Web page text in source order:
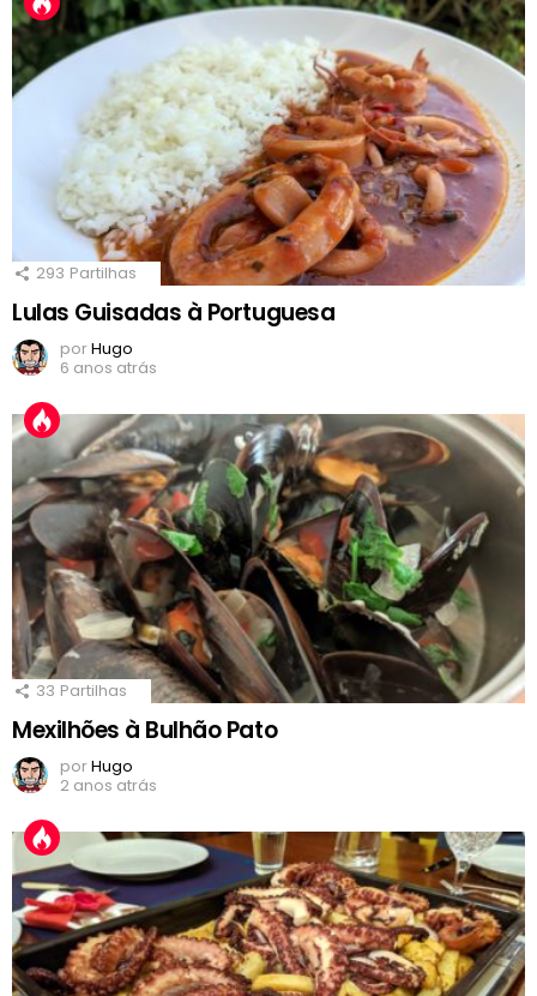
293 Partilhas
Lulas Guisadas à Portuguesa
porHugo
6 anos atrás
33 Partilhas
Mexilhões à Bulhão Pato
porHugo
2 anos atrás